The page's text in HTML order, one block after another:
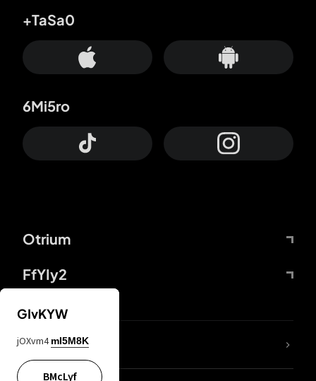
Otrium
FfYIy2
+TaSa0
6Mi5ro
DDcvSo
GIvKYW
jOXvm4 mI5M8K
BMcLyf